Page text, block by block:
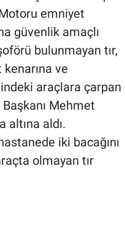
emniyet
güvenlik amaçlı
bulunmayan tır,
ve
araçlara çarpan
Mehmet
aldı.
iki bacağını
olmayan tır